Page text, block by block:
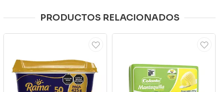
PRODUCTOS RELACIONADOS